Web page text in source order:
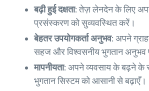
बढ़ी हुई दक्षता:तेज़ लेनदेन के लिए
प्रसंस्करण को सुव्यवस्थित करें।
बेहतर उपयोगकर्ता अनुभव: अपने
सहज और विश्वसनीय भुगतान अनुभव
मापनीयता: अपने व्यवसाय के बढ़ने के
भुगतान सिस्टम को आसानी से बढ़ाएँ।